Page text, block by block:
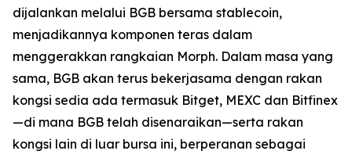
dijalankan melalui BGB bersama stablecoin,
menjadikannya komponen teras dalam
menggerakkan rangkaian Morph. Dalam masa yang
sama, BGB akan terus bekerjasama dengan rakan
kongsi sedia ada termasuk Bitget, MEXC dan Bitfinex
—di mana BGB telah disenaraikan—serta rakan
kongsi lain di luar bursa ini, berperanan sebagai